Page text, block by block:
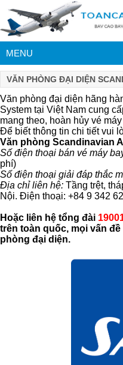
MENU
VĂN PHÒNG ĐẠI DIỆN
Văn phòng đại diện hãng
System tại Việt Nam cung
mang theo, hoàn hủy vé
Để biết thông tin chi tiết vui
Văn phòng Scandinavian
Số điện thoại bán vé máy
phí)
Số điện thoại giải đáp thắc
Địa chỉ liên hệ: Tầng trệt,
Nội. Điện thoại: +84 9 342
Hoặc liên hệ tổng đài
trên toàn quốc, mọi vấn
phòng đại diện.